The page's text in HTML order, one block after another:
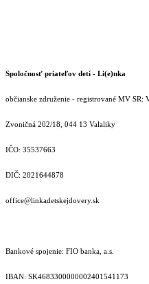
Spoločnosť priateľov detí - Li(e)nka
občianske združenie - registrované MV SR:
Zvoničná 202/18, 044 13 Valaliky
IČO: 35537663
DIČ: 2021644878
office@linkadetskejdovery.sk
Bankové spojenie: FIO banka, a.s.
IBAN: SK46833000000­02401541173